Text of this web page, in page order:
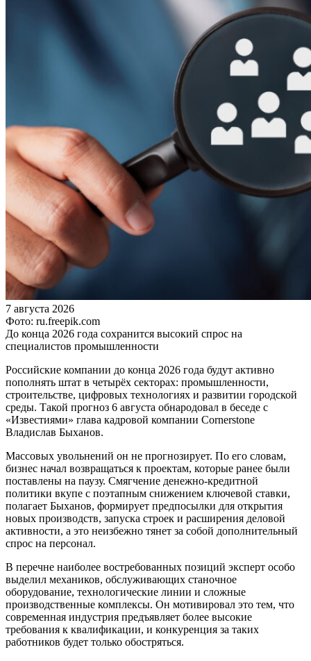
7 августа 2026
Фото: ru.freepik.com
До конца 2026 года сохранится высокий спрос на
специалистов промышленности
Российские компании до конца 2026 года будут активно
пополнять штат в четырёх секторах: промышленности,
строительстве, цифровых технологиях и развитии городской
среды. Такой прогноз 6 августа обнародовал в беседе с
«Известиями» глава кадровой компании Cornerstone
Владислав Быханов.
Массовых увольнений он не прогнозирует. По его словам,
бизнес начал возвращаться к проектам, которые ранее были
поставлены на паузу. Смягчение денежно-кредитной
политики вкупе с поэтапным снижением ключевой ставки,
полагает Быханов, формирует предпосылки для открытия
новых производств, запуска строек и расширения деловой
активности, а это неизбежно тянет за собой дополнительный
спрос на персонал.
В перечне наиболее востребованных позиций эксперт особо
выделил механиков, обслуживающих станочное
оборудование, технологические линии и сложные
производственные комплексы. Он мотивировал это тем, что
современная индустрия предъявляет более высокие
требования к квалификации, и конкуренция за таких
работников будет только обостряться.